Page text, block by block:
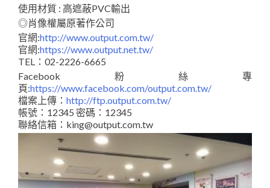
使用材質 : 高遮蔽PVC輸出
◎肖像權屬原著作公司
官網:http://www.output.com.tw/
官網:https://www.output.net.tw/
TEL：02-2226-6665
Facebook粉絲專
頁:https://www.facebook.com/output.com.tw/
檔案上傳： http://ftp.output.com.tw/
帳號：12345 密碼：12345
聯絡信箱：king@output.com.tw